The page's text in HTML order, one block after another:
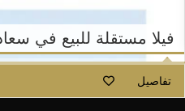
فيلا مستقلة للبيع في
تفاصيل